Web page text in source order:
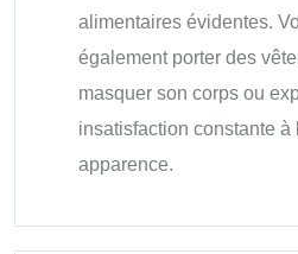
alimentaires évidentes.
également porter des
masquer son corps ou
insatisfaction constante à
apparence.